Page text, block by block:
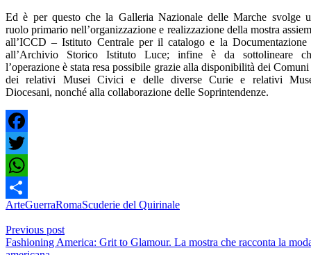
Ed è per questo che la Galleria Nazionale delle Marche svolge
ruolo primario nell’organizzazione e realizzazione della mostra
all’ICCD – Istituto Centrale per il catalogo e la Documentazione
all’Archivio Storico Istituto Luce; infine è da sottolineare
l’operazione è stata resa possibile grazie alla disponibilità dei Comuni
dei relativi Musei Civici e delle diverse Curie e relativi
Diocesani, nonché alla collaborazione delle Soprintendenze.
Facebook
Twitter
WhatsApp
Share
ArteGuerraRomaScuderie del Quirinale
Previous post
Fashioning America: Grit to Glamour. La mostra che racconta la